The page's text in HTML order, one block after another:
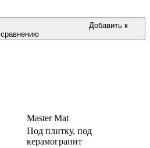
Добавить к
сравнению
Master Mat
Под плитку, под
керамогранит